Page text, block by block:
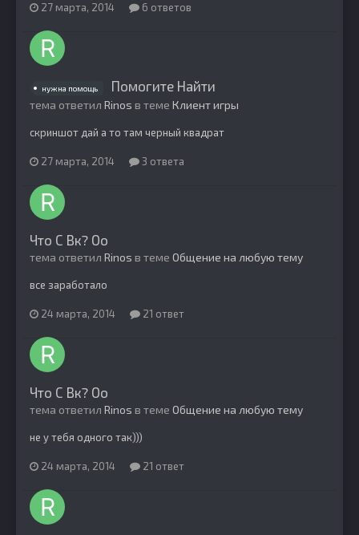
27 марта, 2014 6 ответов
нужна помощь Помогите Найти
тема ответил Rinos в теме Клиент игры
скриншот дай а то там черный квадрат
27 марта, 2014 3 ответа
Что С Вк? Оо
тема ответил Rinos в теме Общение на любую тему
все заработало
24 марта, 2014 21 ответ
Что С Вк? Оо
тема ответил Rinos в теме Общение на любую тему
не у тебя одного так)))
24 марта, 2014 21 ответ